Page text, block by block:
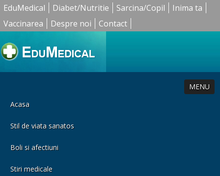
EduMedical Diabet/Nutritie Sarcina/Copil
Inima ta
Vaccinarea
Despre noi Contact
MENU
Acasa
Stil de viata sanatos
Boli si afectiuni
Stiri medicale